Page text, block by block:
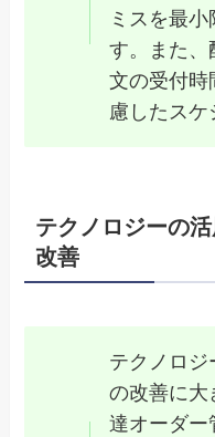
ミスを最
す。また、
文の受付時
慮したスケ
テクノロジーの
改善
テクノロジ
の改善に大
達オーダー